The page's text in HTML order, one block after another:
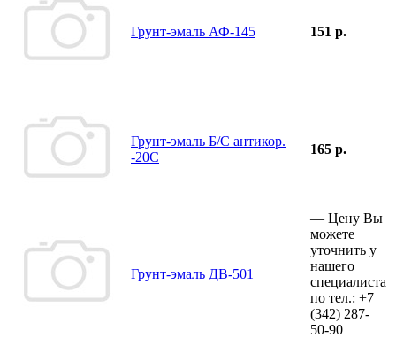
Грунт-эмаль АФ-145 151 р.
Грунт-эмаль Б/С антикор.
-20С
165 р.
Грунт-эмаль ДВ-501
— Цену Вы
можете
уточнить у
нашего
специалиста
по тел.: +7
(342) 287-
50-90